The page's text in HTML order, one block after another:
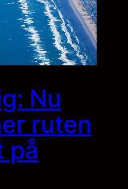
Nu
ruten
på